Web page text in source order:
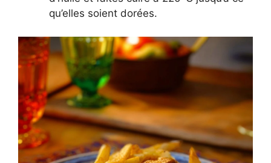
qu’elles soient dorées.